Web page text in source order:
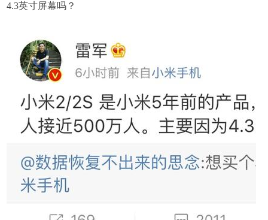
4.3英寸屏幕吗？